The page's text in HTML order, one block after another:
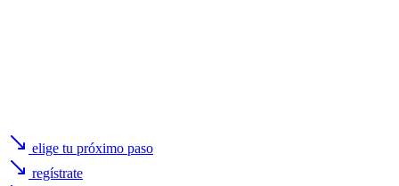
elige tu próximo paso
regístrate